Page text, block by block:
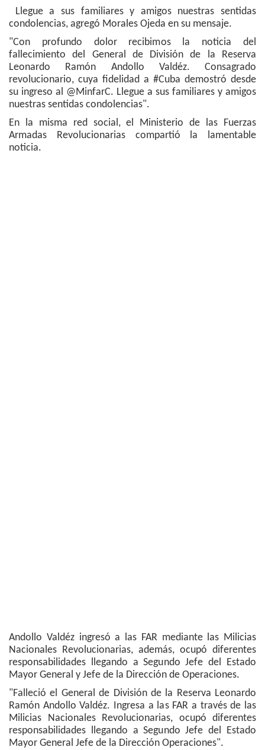
Llegue a sus familiares y amigos nuestras sentidas
condolencias, agregó Morales Ojeda en su mensaje.
"Con profundo dolor recibimos la noticia del
fallecimiento del General de División de la Reserva
Leonardo Ramón Andollo Valdéz. Consagrado
revolucionario, cuya fidelidad a #Cuba demostró desde
su ingreso al @MinfarC. Llegue a sus familiares y amigos
nuestras sentidas condolencias".
En la misma red social, el Ministerio de las Fuerzas
Armadas Revolucionarias compartió la lamentable
noticia.
Andollo Valdéz ingresó a las FAR mediante las Milicias
Nacionales Revolucionarias, además, ocupó diferentes
responsabilidades llegando a Segundo Jefe del Estado
Mayor General y Jefe de la Dirección de Operaciones.
"Falleció el General de División de la Reserva Leonardo
Ramón Andollo Valdéz. Ingresa a las FAR a través de las
Milicias Nacionales Revolucionarias, ocupó diferentes
responsabilidades llegando a Segundo Jefe del Estado
Mayor General Jefe de la Dirección Operaciones".